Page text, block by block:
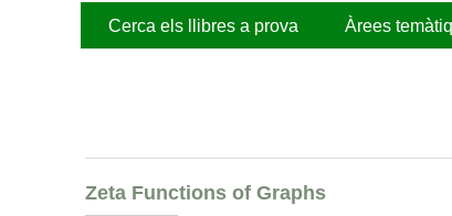
Cerca els llibres a prova Àrees
Zeta Functions of Graphs